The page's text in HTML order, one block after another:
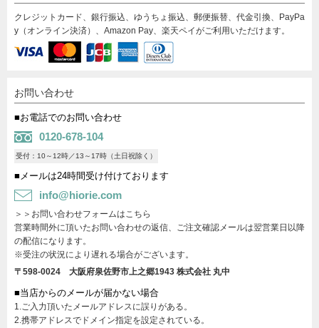
クレジットカード、銀行振込、ゆうちょ振込、郵便振替、代金引換、PayPa
y（オンライン決済）、Amazon Pay、楽天ペイがご利用いただけます。
お問い合わせ
■お電話でのお問い合わせ
0120-678-104
受付：10～12時／13～17時（土日祝除く）
■メールは24時間受け付けております
info@hiorie.com
＞＞お問い合わせフォームはこちら
営業時間外に頂いたお問い合わせの返信、ご注文確認メールは翌営業日以降
の配信になります。
※受注の状況により遅れる場合がございます。
〒598-0024 大阪府泉佐野市上之郷1943 株式会社 丸中
■当店からのメールが届かない場合
1.ご入力頂いたメールアドレスに誤りがある。
2.携帯アドレスでドメイン指定を設定されている。